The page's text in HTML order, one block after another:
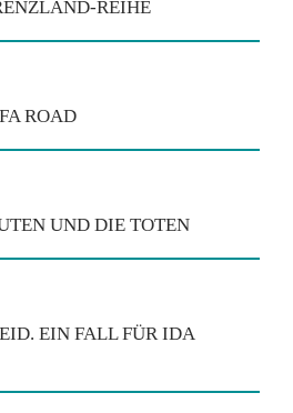
REIHE
ROAD
UND DIE TOTEN
EIN FALL FÜR IDA